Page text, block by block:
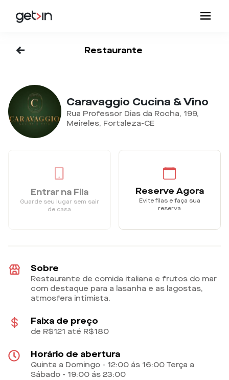
<- Restaurante
Caravaggio Cucina & Vino
Rua Professor Dias da Rocha, 199,
Meireles, Fortaleza-CE
Entrar na Fila
Guarde seu lugar sem sair
de casa
Reserve Agora
Evite filas e faça sua
reserva
Sobre
Restaurante de comida italiana e frutos do mar
com destaque para a lasanha e as lagostas,
atmosfera intimista.
Faixa de preço
de R$121 até R$180
Horário de abertura
Quinta a Domingo - 12:00 ás 16:00 Terça a
Sábado - 19:00 ás 23:00